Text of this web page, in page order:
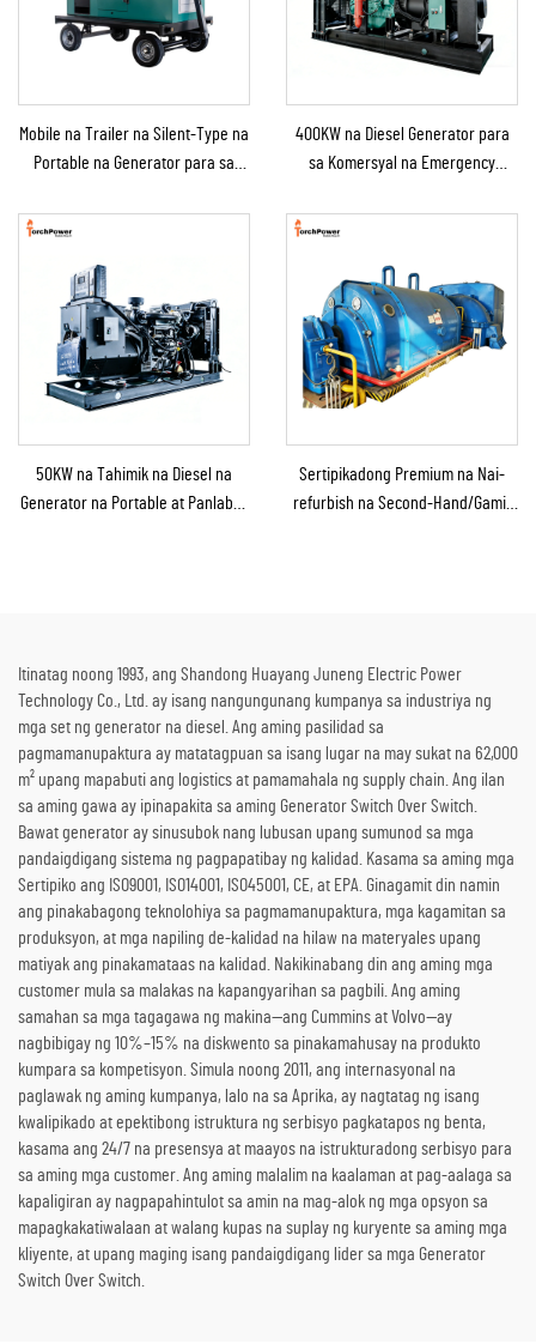
Mobile na Trailer na Silent-Type na
Portable na Generator para sa
400KW na Diesel Generator para
sa Komersyal na Emergency
Suplay ng Kuryente
50KW na Tahimik na Diesel na
Generator na Portable at Panlabas
Sertipikadong Premium na Nai-
refurbish na Second-Hand/Gamit
Itinatag noong 1993, ang Shandong Huayang Juneng Electric Power
Technology Co., Ltd. ay isang nangungunang kumpanya sa industriya ng
mga set ng generator na diesel. Ang aming pasilidad sa
pagmamanupaktura ay matatagpuan sa isang lugar na may sukat na 62,000
m² upang mapabuti ang logistics at pamamahala ng supply chain. Ang ilan
sa aming gawa ay ipinapakita sa aming Generator Switch Over Switch.
Bawat generator ay sinusubok nang lubusan upang sumunod sa mga
pandaigdigang sistema ng pagpapatibay ng kalidad. Kasama sa aming mga
Sertipiko ang ISO9001, ISO14001, ISO45001, CE, at EPA. Ginagamit din namin
ang pinakabagong teknolohiya sa pagmamanupaktura, mga kagamitan sa
produksyon, at mga napiling de-kalidad na hilaw na materyales upang
matiyak ang pinakamataas na kalidad. Nakikinabang din ang aming mga
customer mula sa malakas na kapangyarihan sa pagbili. Ang aming
samahan sa mga tagagawa ng makina—ang Cummins at Volvo—ay
nagbibigay ng 10%–15% na diskwento sa pinakamahusay na produkto
kumpara sa kompetisyon. Simula noong 2011, ang internasyonal na
paglawak ng aming kumpanya, lalo na sa Aprika, ay nagtatag ng isang
kwalipikado at epektibong istruktura ng serbisyo pagkatapos ng benta,
kasama ang 24/7 na presensya at maayos na istrukturadong serbisyo para
sa aming mga customer. Ang aming malalim na kaalaman at pag-aalaga sa
kapaligiran ay nagpapahintulot sa amin na mag-alok ng mga opsyon sa
mapagkakatiwalaan at walang kupas na suplay ng kuryente sa aming mga
kliyente, at upang maging isang pandaigdigang lider sa mga Generator
Switch Over Switch.